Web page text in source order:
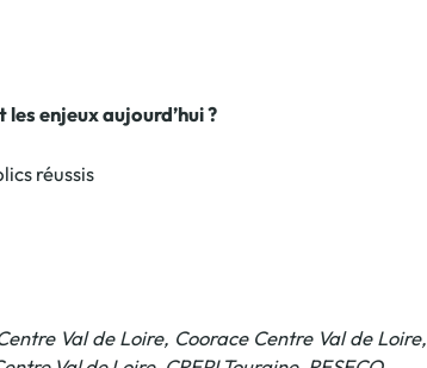
enjeux aujourd’hui ?
réussis
Val de Loire, Coorace Centre Val de Loire,